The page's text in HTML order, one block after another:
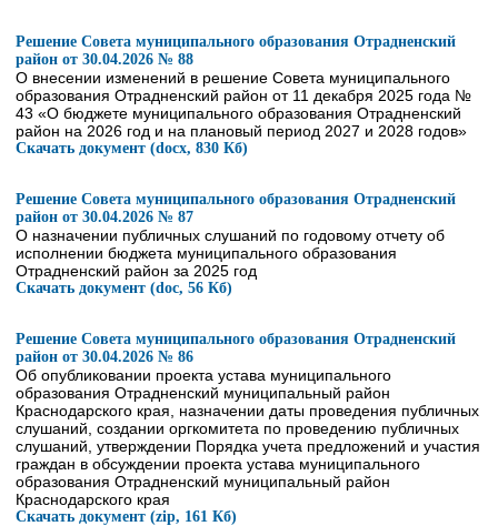
Решение Совета муниципального образования Отрадненский
район от 30.04.2026 № 88
О внесении изменений в решение Совета муниципального
образования Отрадненский район от 11 декабря 2025 года №
43 «О бюджете муниципального образования Отрадненский
район на 2026 год и на плановый период 2027 и 2028 годов»
Скачать документ (docx, 830 Кб)
Решение Совета муниципального образования Отрадненский
район от 30.04.2026 № 87
О назначении публичных слушаний по годовому отчету об
исполнении бюджета муниципального образования
Отрадненский район за 2025 год
Скачать документ (doc, 56 Кб)
Решение Совета муниципального образования Отрадненский
район от 30.04.2026 № 86
Об опубликовании проекта устава муниципального
образования Отрадненский муниципальный район
Краснодарского края, назначении даты проведения публичных
слушаний, создании оргкомитета по проведению публичных
слушаний, утверждении Порядка учета предложений и участия
граждан в обсуждении проекта устава муниципального
образования Отрадненский муниципальный район
Краснодарского края
Скачать документ (zip, 161 Кб)